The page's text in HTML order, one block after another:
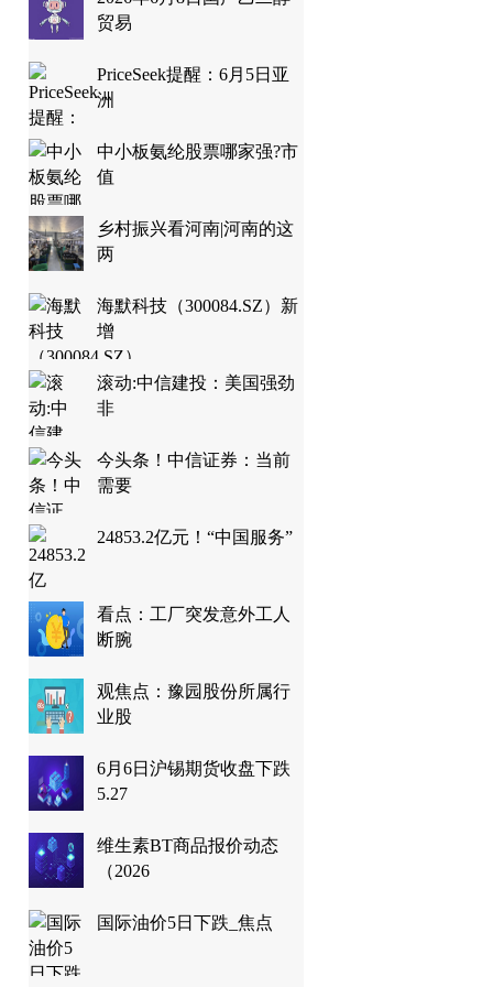
贸易
PriceSeek提醒：6月5日亚
洲
中小板氨纶股票哪家强?市
值
乡村振兴看河南|河南的这
两
海默科技（300084.SZ）新
增
滚动:中信建投：美国强劲
非
今头条！中信证券：当前
需要
24853.2亿元！“中国服务”
看点：工厂突发意外工人
断腕
观焦点：豫园股份所属行
业股
6月6日沪锡期货收盘下跌
5.27
维生素BT商品报价动态
（2026
国际油价5日下跌_焦点